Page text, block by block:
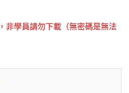
非學員請勿下載（無密碼是無法